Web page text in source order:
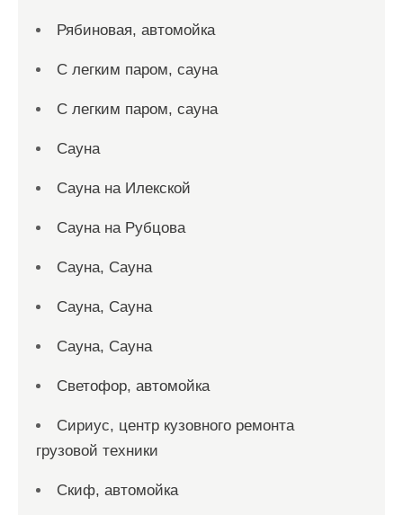
Рябиновая, автомойка
С легким паром, сауна
С легким паром, сауна
Сауна
Сауна на Илекской
Сауна на Рубцова
Сауна, Сауна
Сауна, Сауна
Сауна, Сауна
Светофор, автомойка
Сириус, центр кузовного ремонта
грузовой техники
Скиф, автомойка